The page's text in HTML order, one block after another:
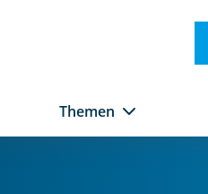
Themen